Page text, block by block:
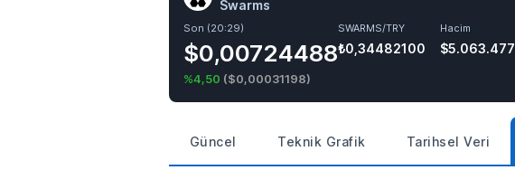
Swarms
Son (20:29)
$0,00724488
%4,50 ($0,00031198)
SWARMS/TRY
₺0,34482100
Hacim
$5.063.477
Güncel Teknik Grafik Tarihsel Veri